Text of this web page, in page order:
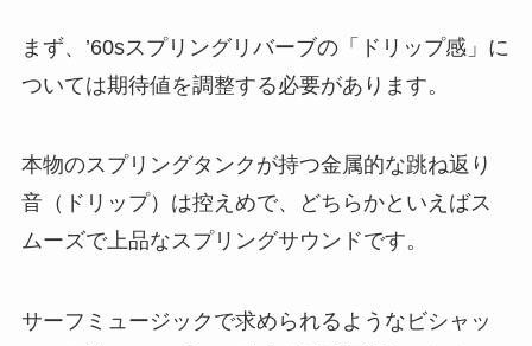
まず、’60sスプリングリバーブの「ドリップ感」に
ついては期待値を調整する必要があります。
本物のスプリングタンクが持つ金属的な跳ね返り
音（ドリップ）は控えめで、どちらかといえばス
ムーズで上品なスプリングサウンドです。
サーフミュージックで求められるようなビシャッ